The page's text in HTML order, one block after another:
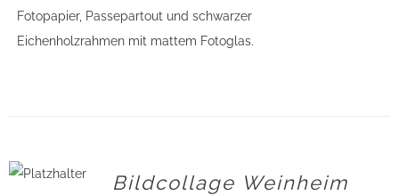
Fotopapier, Passepartout und schwarzer
Eichenholzrahmen mit mattem Fotoglas.
Bildcollage Weinheim